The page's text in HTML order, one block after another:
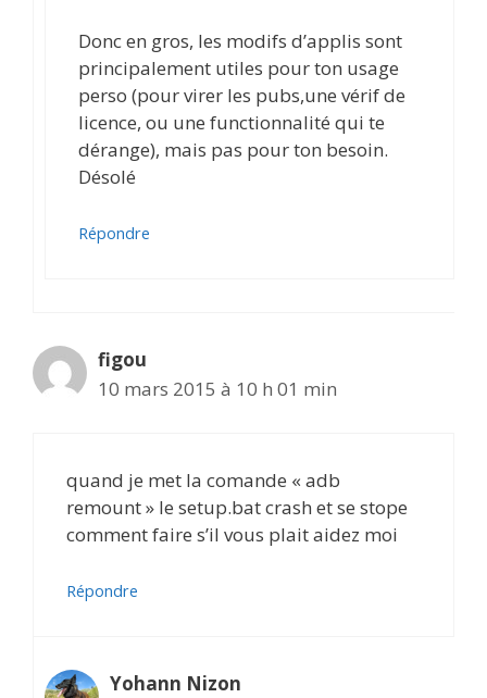
Donc en gros, les modifs d’applis sont
principalement utiles pour ton usage
perso (pour virer les pubs,une vérif de
licence, ou une functionnalité qui te
dérange), mais pas pour ton besoin.
Désolé
Répondre
figou
10 mars 2015 à 10 h 01 min
quand je met la comande « adb
remount » le setup.bat crash et se stope
comment faire s’il vous plait aidez moi
Répondre
Yohann Nizon